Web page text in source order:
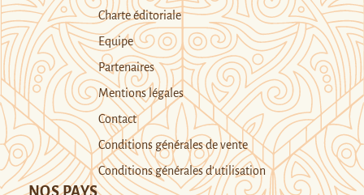
Charte éditoriale
Equipe
Partenaires
Mentions légales
Contact
Conditions générales de vente
Conditions générales d’utilisation
NOS PAYS